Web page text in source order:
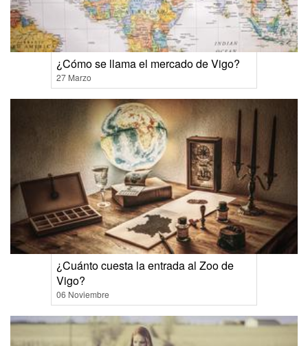
¿Cómo se llama el mercado de Vigo?
27 Marzo
¿Cuánto cuesta la entrada al Zoo de
Vigo?
06 Noviembre